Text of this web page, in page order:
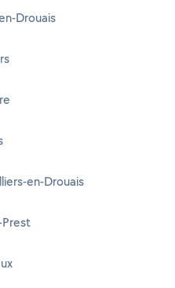
Drouais
en-Drouais
Prest